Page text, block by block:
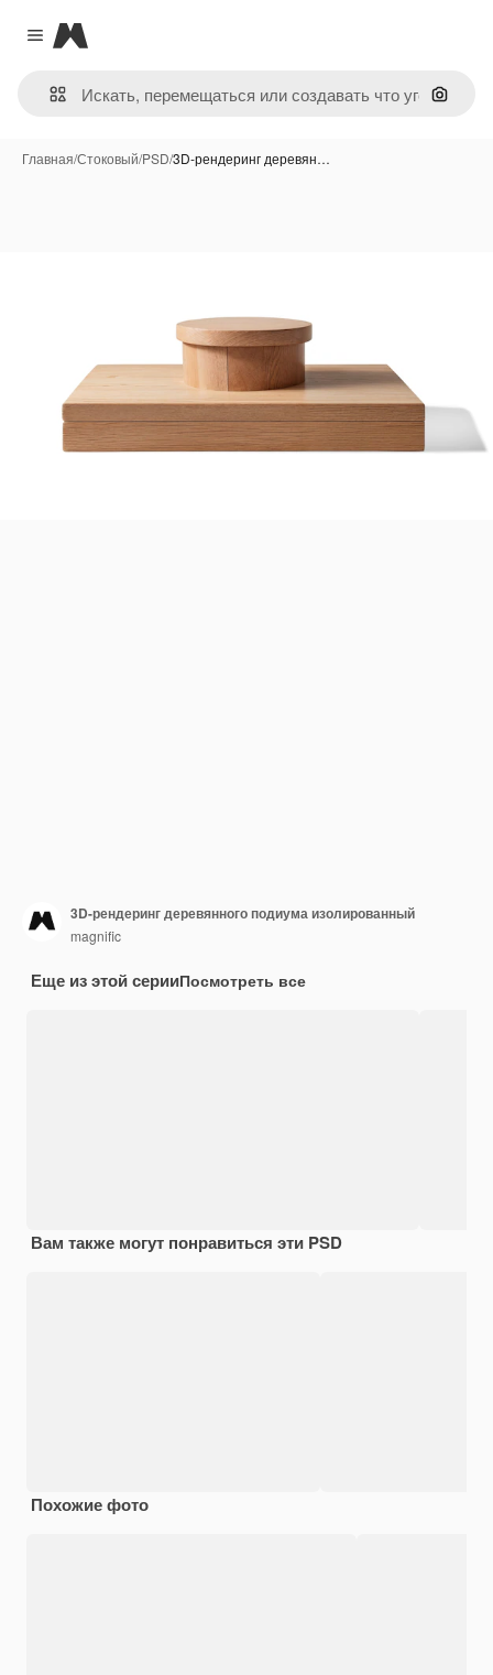
Close menu
Magnific
Поиск
Главная/Стоковый/PSD/3D-рендеринг деревян…
3D-рендеринг деревянного подиума изолированный
magnific
Еще из этой серииПосмотреть все
Вам также могут понравиться эти PSD
Похожие фото